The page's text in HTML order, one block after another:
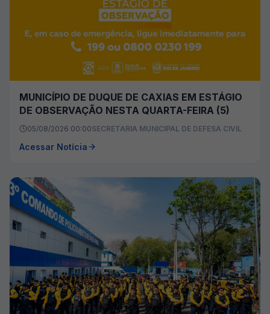
MUNICÍPIO DE DUQUE DE CAXIAS EM ESTÁGIO
DE OBSERVAÇÃO NESTA QUARTA-FEIRA (5)
05/08/2026 00:00SECRETARIA MUNICIPAL DE DEFESA CIVIL
Acessar Notícia